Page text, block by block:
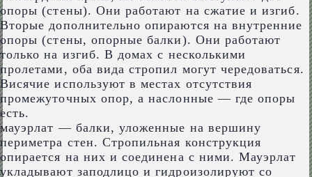
опоры (стены). Они работают на сжатие и изгиб.
Вторые дополнительно опираются на внутренние
опоры (стены, опорные балки). Они работают
только на изгиб. В домах с несколькими
пролетами, оба вида стропил могут чередоваться.
Висячие используют в местах отсутствия
промежуточных опор, а наслонные — где опоры
есть.
мауэрлат — балки, уложенные на вершину
периметра стен. Стропильная конструкция
опирается на них и соединена с ними. Мауэрлат
укладывают заподлицо и гидроизолируют со